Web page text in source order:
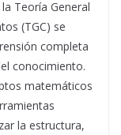
Teoría General
(TGC) se
completa
conocimiento.
matemáticos
la estructura,